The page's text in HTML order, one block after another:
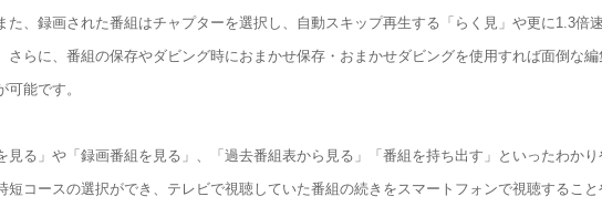
、録画された番組はチャプターを選択し、自動スキップ再生する「らく見」や更に1.3倍
さらに、番組の保存やダビング時におまかせ保存・おまかせダビングを使用すれば面倒な
能です。
見る」や「録画番組を見る」、「過去番組表から見る」「番組を持ち出す」といったわか
コースの選択ができ、テレビで視聴していた番組の続きをスマートフォンで視聴するこ